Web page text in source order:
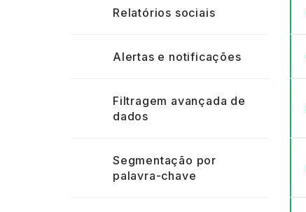
Relatórios sociais
Alertas e notificações
Filtragem avançada de
dados
Segmentação por
palavra-chave